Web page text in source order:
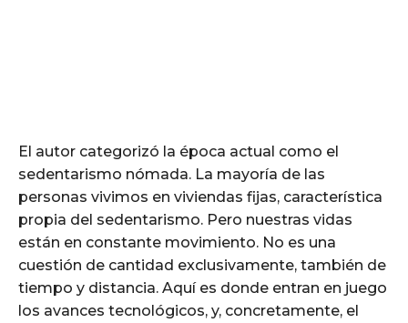
El autor categorizó la época actual como el
sedentarismo nómada. La mayoría de las
personas vivimos en viviendas fijas, característica
propia del sedentarismo. Pero nuestras vidas
están en constante movimiento. No es una
cuestión de cantidad exclusivamente, también de
tiempo y distancia. Aquí es donde entran en juego
los avances tecnológicos, y, concretamente, el